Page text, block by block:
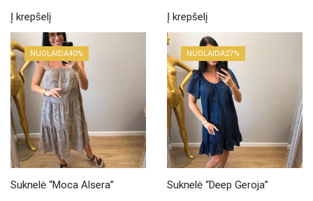
was:
42,00 €.32,00 €.
Į krepšelį
was:
25,00 €.15,00 €.
Į krepšelį
NUOLAIDA40%
Suknelė “Moca Alsera”
NUOLAIDA27%
Suknelė “Deep Geroja”